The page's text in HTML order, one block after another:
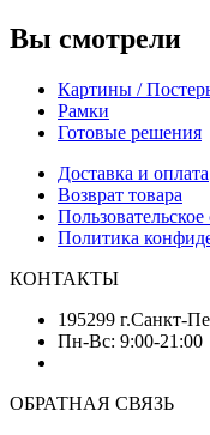
Вы смотрели
Картины /
Рамки
Готовые решения
Доставка и оплата
Возврат товара
Политика
КОНТАКТЫ
Пн-Вс: 9:00-21:00
ОБРАТНАЯ СВЯЗЬ